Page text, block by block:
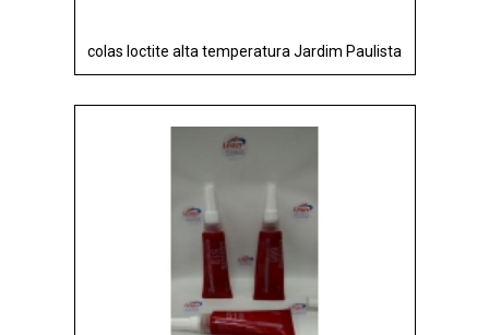
colas loctite alta temperatura Jardim Paulista